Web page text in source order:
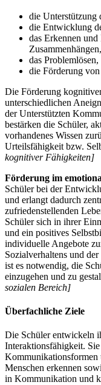
die Unterstützung
die Entwicklung
das Erkennen
Zusammenhängen,
das Problemlösen,
die Förderung
Die Förderung
unterschiedlichen
der Unterstützten
bestärken die Schüler,
vorhandenes Wissen
Urteilsfähigkeit bzw.
kognitiver Fähigkeiten]
Förderung im
Schüler bei der
und erlangt dadurch
zufriedenstellenden
Schüler sich in ihrer
und ein positives
individuelle Angebote
Sozialverhaltens und
ist es notwendig, die
einzugehen und zu
sozialen Bereich]
Überfachliche Ziele
Die Schüler entwickeln
Interaktionsfähigkeit.
Kommunikationsformen
Menschen erkennen
in Kommunikation und